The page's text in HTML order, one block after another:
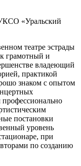
«Уральский
театре эстрады
грамотный и
владеющий
практикой
знаком с опытом
постановки
уровень
при
по созданию